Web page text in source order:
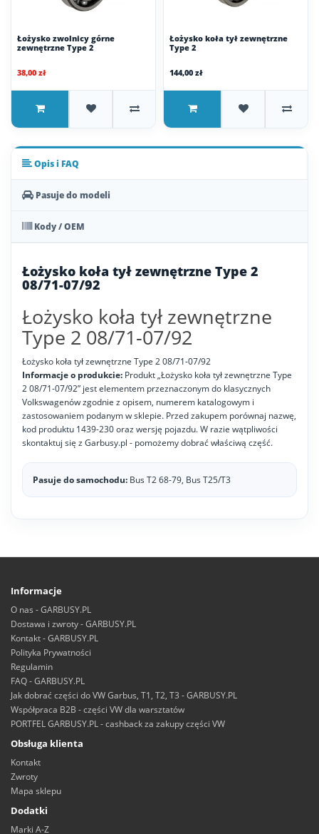
Łożysko zwolnicy górne
zewnętrzne Type 2
38,00 zł
Łożysko koła tył zewnętrzne
Type 2
144,00 zł
Opis i FAQ
Pasuje do modeli
Kody / OEM
Łożysko koła tył zewnętrzne Type 2
08/71-07/92
Łożysko koła tył zewnętrzne
Type 2 08/71-07/92
Łożysko koła tył zewnętrzne Type 2 08/71-07/92
Informacje o produkcie: Produkt „Łożysko koła tył zewnętrzne Type
2 08/71-07/92” jest elementem przeznaczonym do klasycznych
Volkswagenów zgodnie z opisem, numerem katalogowym i
zastosowaniem podanym w sklepie. Przed zakupem porównaj nazwę,
kod produktu 1439-230 oraz wersję pojazdu. W razie wątpliwości
skontaktuj się z Garbusy.pl - pomożemy dobrać właściwą część.
Pasuje do samochodu: Bus T2 68-79, Bus T25/T3
Informacje
O nas - GARBUSY.PL
Dostawa i zwroty - GARBUSY.PL
Kontakt - GARBUSY.PL
Polityka Prywatności
Regulamin
FAQ - GARBUSY.PL
Jak dobrać części do VW Garbus, T1, T2, T3 - GARBUSY.PL
Współpraca B2B - części VW dla warsztatów
PORTFEL GARBUSY.PL - cashback za zakupy części VW
Obsługa klienta
Kontakt
Zwroty
Mapa sklepu
Dodatki
Marki A-Z